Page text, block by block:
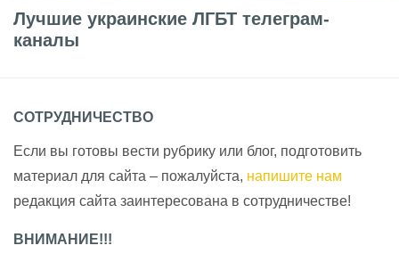
Лучшие украинские ЛГБТ телеграм-
каналы
СОТРУДНИЧЕСТВО
Если вы готовы вести рубрику или блог, подготовить
материал для сайта – пожалуйста, напишите нам
редакция сайта заинтересована в сотрудничестве!
ВНИМАНИЕ!!!